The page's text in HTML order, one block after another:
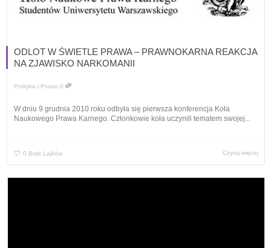
ODLOT W ŚWIETLE PRAWA – PRAWNOKARNA REAKCJA
NA ZJAWISKO NARKOMANII
Polityka i Prawo 0
W dniu 9 grudnia 2010 roku odbyła się pierwsza konferencja Koła
Naukowego Prawa Karnego. Członkowie koła uczynili tematem swojej...
0 Brak Lajków Czytaj więcej